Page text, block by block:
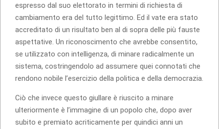
espresso dal suo elettorato in termini di richiesta di
cambiamento era del tutto legittimo. Ed il vate era stato
accreditato di un risultato ben al di sopra delle più fauste
aspettative. Un riconoscimento che avrebbe consentito,
se utilizzato con intelligenza, di minare radicalmente un
sistema, costringendolo ad assumere quei connotati che
rendono nobile l’esercizio della politica e della democrazia.
Ciò che invece questo giullare è riuscito a minare
ulteriormente è l’immagine di un popolo che, dopo aver
subito e premiato acriticamente per quindici anni un